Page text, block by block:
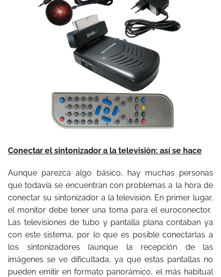
Conectar el sintonizador a la televisión: así se hace
Aunque parezca algo básico, hay muchas personas
que todavía se encuentran con problemas a la hora de
conectar su sintonizador a la televisión. En primer lugar,
el monitor debe tener una toma para el euroconector.
Las televisiones de tubo y pantalla plana contaban ya
con este sistema, por lo que es posible conectarlas a
los sintonizadores (aunque la recepción de las
imágenes se ve dificultada, ya que estas pantallas no
pueden emitir en formato panorámico, el más habitual